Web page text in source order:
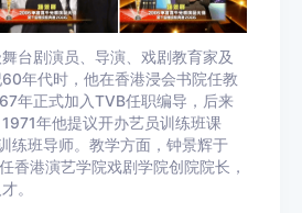
台剧演员、导演、戏剧教育家及
年代时，他在香港浸会书院任教
年正式加入TVB任职编导，后来
年他提议开办艺员训练班课
练班导师。教学方面，钟景辉于
香港演艺学院戏剧学院创院院长，
。